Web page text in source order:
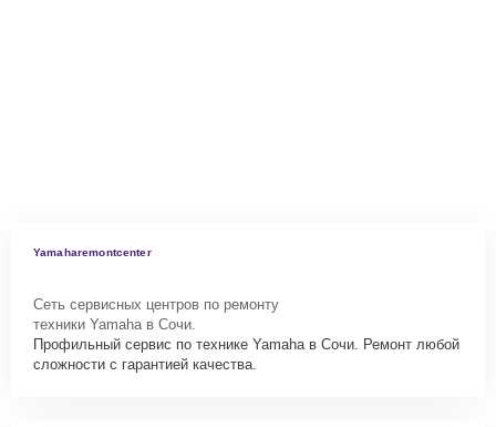
Yamaharemontcenter
Сеть сервисных центров по ремонту
техники Yamaha в Сочи.
Профильный сервис по технике Yamaha в Сочи. Ремонт любой
сложности с гарантией качества.